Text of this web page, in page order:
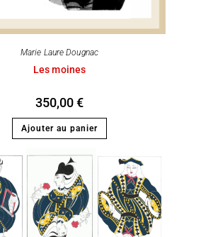
Marie Laure Dougnac
Les moines
350,00€
Ajouter au panier